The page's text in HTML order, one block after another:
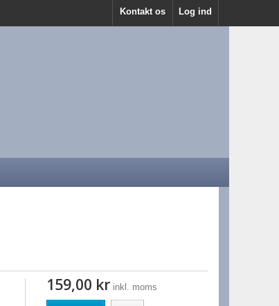
Log ind
Kontakt os
159,00 kr inkl. moms